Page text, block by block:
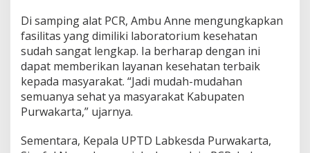
Di samping alat PCR, Ambu Anne mengungkapkan
fasilitas yang dimiliki laboratorium kesehatan
sudah sangat lengkap. Ia berharap dengan ini
dapat memberikan layanan kesehatan terbaik
kepada masyarakat. “Jadi mudah-mudahan
semuanya sehat ya masyarakat Kabupaten
Purwakarta,” ujarnya.
Sementara, Kepala UPTD Labkesda Purwakarta,